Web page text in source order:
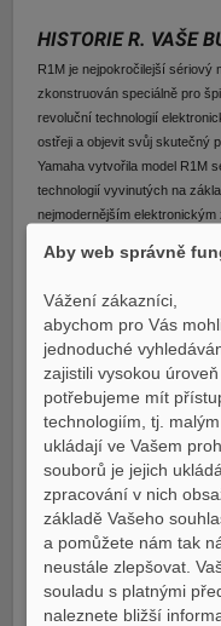
HISTORIE R. VAŠE
R1M je nejpokročilejší sériový
zkonstruován speciálně pro
revoluční technologií
ostřeji a objevit svůj skutečný
Yamaha vytvořila model R1M
technologií vyvinutých na
nejmodernějším
posouvat hranice. Nízká čelní
Co však dělá z modelu R1M
vyspělé pomocné prvky pro
řízení motorové brzdy,
jednotka pro záznam dat a
v modernizovaném
modrými akcenty a modrými
nejucelenější stroj pro závodní
Světových závodů Grand Prix
Během této doby získaly její
GP. Nejnovější model R1M
získaných v závodech
Aby web správně
Vážení zákazníci,
abychom pro Vás
jednoduché
zajistili vysokou
potřebujeme mít
technologiím, tj.
ukládají ve Vašem
souborů je jejich
zpracování v nich
základě Vašeho
a pomůžete nám tak
neustále zlepšovat.
souladu s platnými
naleznete bližší